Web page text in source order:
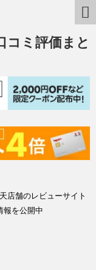
コミ評価まと
店舗のレビューサイト
報を公開中